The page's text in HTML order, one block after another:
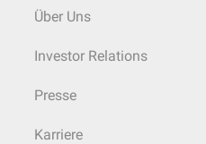
Über Uns
Investor Relations
Presse
Karriere